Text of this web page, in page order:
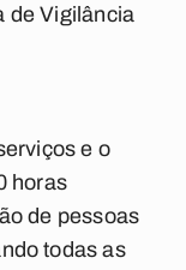
de Vigilância
e o
horas
de pessoas
todas as